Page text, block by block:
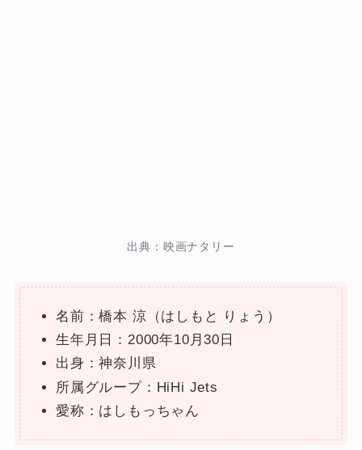
出典：映画ナタリー
名前：橋本 涼（はしもと りょう）
生年月日：2000年10月30日
出身：神奈川県
所属グループ：HiHi Jets
愛称：はしもっちゃん